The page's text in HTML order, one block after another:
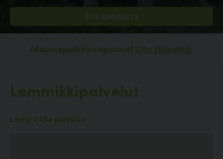
Mainospaikka vapaana! Ota yhteyttä.
Lemmikkipalvelut
Löytyi 2494 palvelua